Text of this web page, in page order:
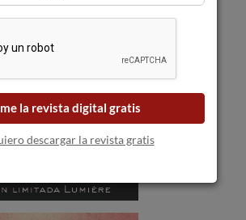
la revista digital gratis
descargar la revista gratis